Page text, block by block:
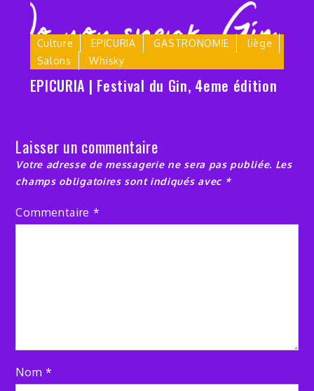
Culture EPICURIA GASTRONOMIE
liège
Salons
Whisky
EPICURIA | Festival du Gin, 4eme édition
Laisser un commentaire
Votre adresse de messagerie ne sera pas publiée. Les
champs obligatoires sont indiqués avec *
Commentaire *
Nom*